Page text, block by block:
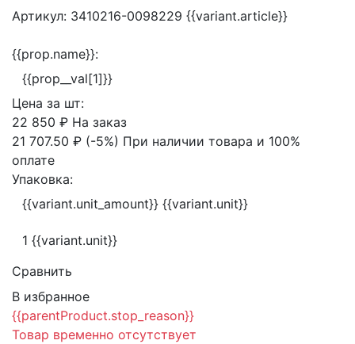
Артикул: 3410216-0098229 {{variant.article}}
{{prop.name}}:
{{prop__val[1]}}
Цена за шт:
22 850 ₽ На заказ
21 707.50 ₽ (-5%) При наличии товара и 100%
оплате
Упаковка:
{{variant.unit_amount}} {{variant.unit}}
1 {{variant.unit}}
Сравнить
В избранное
{{parentProduct.stop_reason}}
Товар временно отсутствует